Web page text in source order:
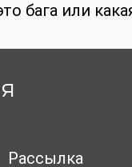
бага или
Рассылка